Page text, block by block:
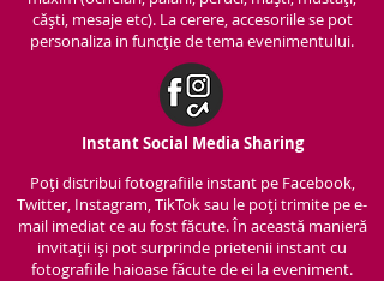
căști, mesaje etc). La cerere, accesoriile se pot
personaliza in funcție de tema evenimentului.
Instant Social Media Sharing
Poți distribui fotografiile instant pe Facebook,
Twitter, Instagram, TikTok sau le poți trimite pe e-
mail imediat ce au fost făcute. În această manieră
invitații iși pot surprinde prietenii instant cu
fotografiile haioase făcute de ei la eveniment.